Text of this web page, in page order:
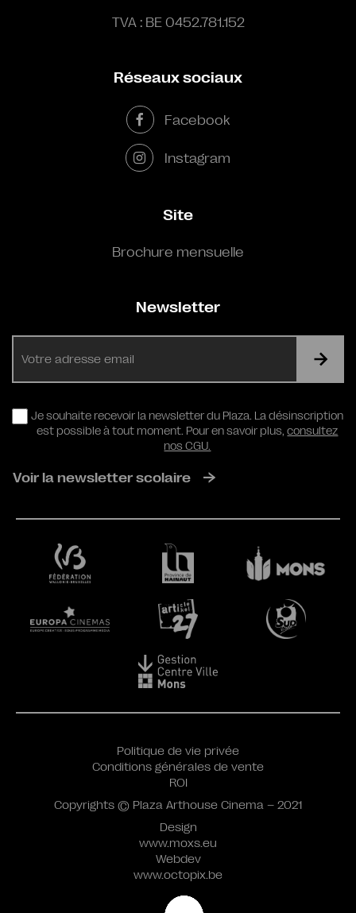
TVA : BE 0452.781.152
Réseaux sociaux
Facebook
Instagram
Site
Brochure mensuelle
Newsletter
RGPD
Je souhaite recevoir la newsletter du Plaza. La désinscription
est possible à tout moment. Pour en savoir plus,consultez
nos CGU.
Voir la newsletter scolaire
Design
www.moxs.eu
Webdev
www.octopix.be
Politique de vie privée
Conditions générales de vente
ROI
Copyrights © Plaza Arthouse Cinema – 2021